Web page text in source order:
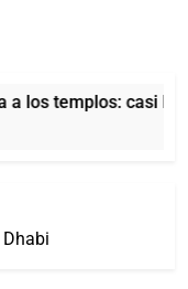
los templos: casi la